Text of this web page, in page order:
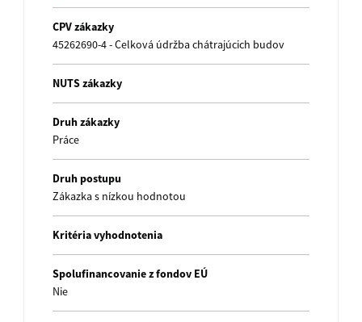
CPV zákazky
45262690-4 - Celková údržba chátrajúcich budov
NUTS zákazky
Druh zákazky
Práce
Druh postupu
Zákazka s nízkou hodnotou
Kritéria vyhodnotenia
Spolufinancovanie z fondov EÚ
Nie